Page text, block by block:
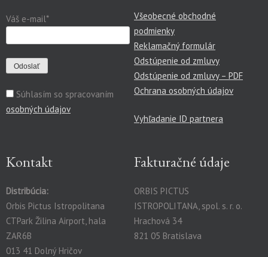
Váš e-mail*
Súhlasím so spracovaním
osobných údajov
Všeobecné obchodné
podmienky
Reklamačný formulár
Odstúpenie od zmluvy
Odstúpenie od zmluvy – PDF
Ochrana osobných údajov
Vyhľadanie ID partnera
Kontakt
Distribúcia:
Orbis Pictus Istropolitana
CTPark Žilina Airport, hala
ZAR6B
013 41 Dolný Hričov
Fakturačné údaje
ORBIS PICTUS
ISTROPOLITANA, spol. s. r. o.
Hrachová 34
821 05 Bratislava